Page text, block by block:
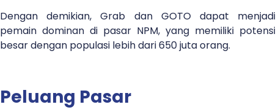
Dengan demikian, Grab dan GOTO dapat menjadi
pemain dominan di pasar NPM, yang memiliki potensi
besar dengan populasi lebih dari 650 juta orang.
Peluang Pasar